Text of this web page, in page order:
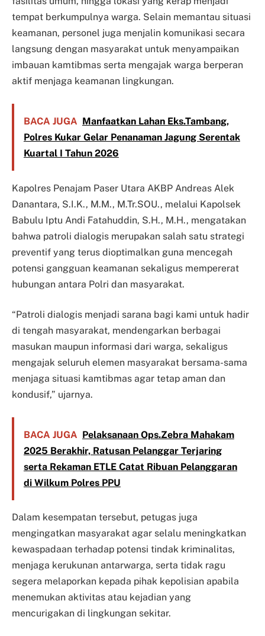
tempat berkumpulnya warga. Selain memantau situasi
keamanan, personel juga menjalin komunikasi secara
langsung dengan masyarakat untuk menyampaikan
imbauan kamtibmas serta mengajak warga berperan
aktif menjaga keamanan lingkungan.
BACA JUGA Manfaatkan Lahan Eks.Tambang,
Polres Kukar Gelar Penanaman Jagung Serentak
Kuartal I Tahun 2026
Kapolres Penajam Paser Utara AKBP Andreas Alek
Danantara, S.I.K., M.M., M.Tr.SOU., melalui Kapolsek
Babulu Iptu Andi Fatahuddin, S.H., M.H., mengatakan
bahwa patroli dialogis merupakan salah satu strategi
preventif yang terus dioptimalkan guna mencegah
potensi gangguan keamanan sekaligus mempererat
hubungan antara Polri dan masyarakat.
“Patroli dialogis menjadi sarana bagi kami untuk hadir
di tengah masyarakat, mendengarkan berbagai
masukan maupun informasi dari warga, sekaligus
mengajak seluruh elemen masyarakat bersama-sama
menjaga situasi kamtibmas agar tetap aman dan
kondusif,” ujarnya.
BACA JUGA Pelaksanaan Ops.Zebra Mahakam
2025 Berakhir, Ratusan Pelanggar Terjaring
serta Rekaman ETLE Catat Ribuan Pelanggaran
di Wilkum Polres PPU
Dalam kesempatan tersebut, petugas juga
mengingatkan masyarakat agar selalu meningkatkan
kewaspadaan terhadap potensi tindak kriminalitas,
menjaga kerukunan antarwarga, serta tidak ragu
segera melaporkan kepada pihak kepolisian apabila
menemukan aktivitas atau kejadian yang
mencurigakan di lingkungan sekitar.